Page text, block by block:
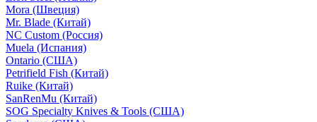
Mora (Швеция)
Mr. Blade (Китай)
NC Custom (Россия)
Muela (Испания)
Ontario (США)
Petrifield Fish (Китай)
Ruike (Китай)
SanRenMu (Китай)
SOG Specialty Knives & Tools (США)